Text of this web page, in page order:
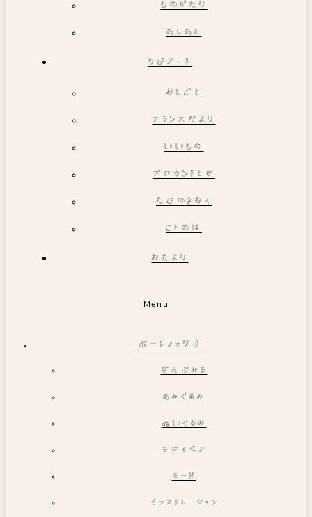
ものがたり
あしあと
ちびノート
おしごと
フランスだより
いいもの
ブロカントとか
たびのきおく
ことのは
おたより
Menu
ポートフォリオ
ぜんぶみる
あみぐるみ
ぬいぐるみ
テディベア
モード
イラストレーション